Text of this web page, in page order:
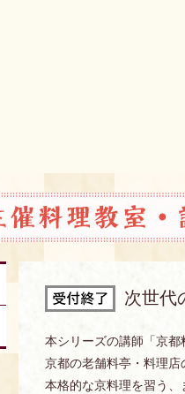
次世代
本シリーズの講師「京都
京都の老舗料亭・料理
本格的な京料理を習う、